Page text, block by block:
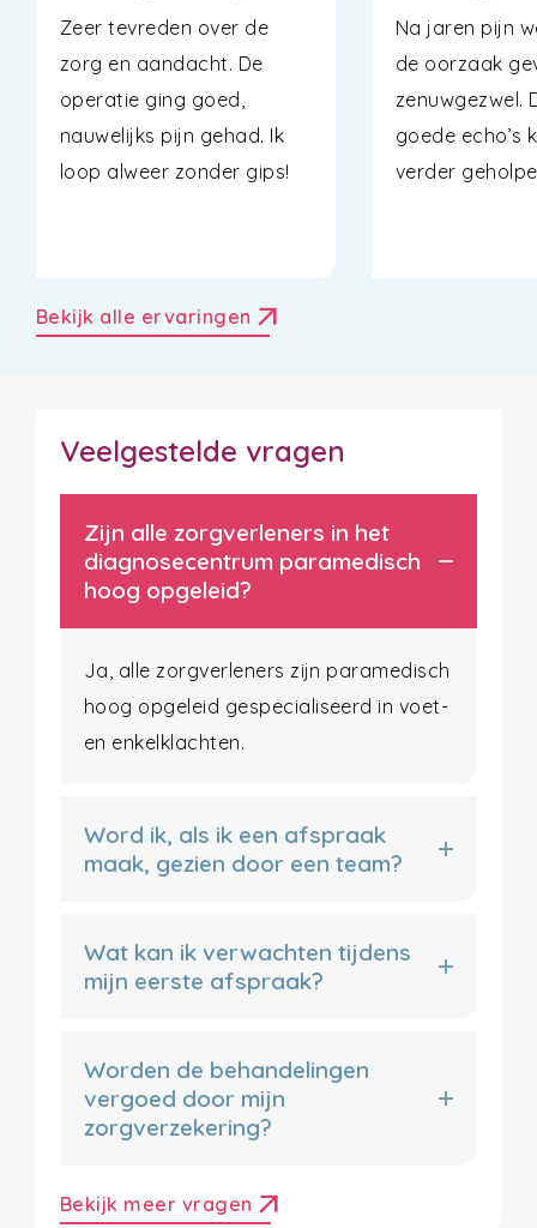
Zeer tevreden over de
zorg en aandacht. De
operatie ging goed,
nauwelijks pijn gehad. Ik
loop alweer zonder gips!
Na jaren pijn
de oorzaak
zenuwgezwel.
goede echo’s
verder
Bekijk alle ervaringen arrow_outward
Veelgestelde vragen
Zijn alle zorgverleners in het
diagnosecentrum paramedisch
hoog opgeleid?
Ja, alle zorgverleners zijn paramedisch
hoog opgeleid gespecialiseerd in voet-
en enkelklachten.
Word ik, als ik een afspraak
maak, gezien door een team?
Wat kan ik verwachten tijdens
mijn eerste afspraak?
Worden de behandelingen
vergoed door mijn
zorgverzekering?
Bekijk meer vragen arrow_outward